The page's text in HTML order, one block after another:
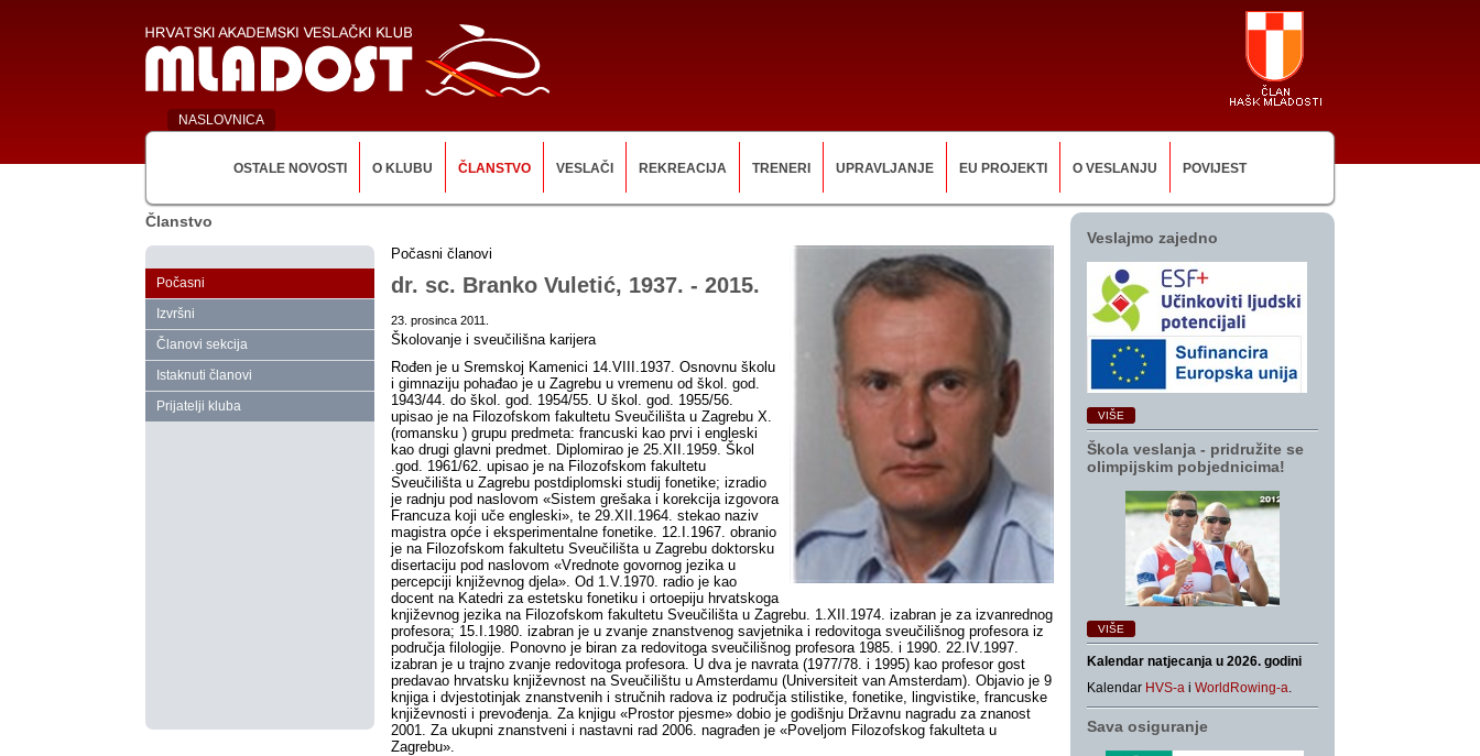
NASLOVNICA
OSTALE NOVOSTI O KLUBU ČLANSTVO VESLAČI REKREACIJA TRENERI UPRAVLJANJE EU PROJEKTI O VESLANJU POVIJEST
Članstvo
Počasni
Izvršni
Članovi sekcija
Istaknuti članovi
Prijatelji kluba
Počasni članovi
dr. sc. Branko Vuletić, 1937. - 2015.
23. prosinca 2011.
Školovanje i sveučilišna karijera
Rođen je u Sremskoj Kamenici 14.VIII.1937. Osnovnu školu
i gimnaziju pohađao je u Zagrebu u vremenu od škol. god.
1943/44. do škol. god. 1954/55. U škol. god. 1955/56.
upisao je na Filozofskom fakultetu Sveučilišta u Zagrebu X.
(romansku ) grupu predmeta: francuski kao prvi i engleski
kao drugi glavni predmet. Diplomirao je 25.XII.1959. Škol
.god. 1961/62. upisao je na Filozofskom fakultetu
Sveučilišta u Zagrebu postdiplomski studij fonetike; izradio
je radnju pod naslovom «Sistem grešaka i korekcija izgovora
Francuza koji uče engleski», te 29.XII.1964. stekao naziv
magistra opće i eksperimentalne fonetike. 12.I.1967. obranio
je na Filozofskom fakultetu Sveučilišta u Zagrebu doktorsku
disertaciju pod naslovom «Vrednote govornog jezika u
percepciji književnog djela». Od 1.V.1970. radio je kao
docent na Katedri za estetsku fonetiku i ortoepiju hrvatskoga
književnog jezika na Filozofskom fakultetu Sveučilišta u Zagrebu. 1.XII.1974. izabran je za izvanrednog
profesora; 15.I.1980. izabran je u zvanje znanstvenog savjetnika i redovitoga sveučilišnog profesora iz
područja filologije. Ponovno je biran za redovitoga sveučilišnog profesora 1985. i 1990. 22.IV.1997.
izabran je u trajno zvanje redovitoga profesora. U dva je navrata (1977/78. i 1995) kao profesor gost
predavao hrvatsku književnost na Sveučilištu u Amsterdamu (Universiteit van Amsterdam). Objavio je 9
knjiga i dvjestotinjak znanstvenih i stručnih radova iz područja stilistike, fonetike, lingvistike, francuske
književnosti i prevođenja. Za knjigu «Prostor pjesme» dobio je godišnju Državnu nagradu za znanost
2001. Za ukupni znanstveni i nastavni rad 2006. nagrađen je «Poveljom Filozofskog fakulteta u
Zagrebu».
Veslajmo zajedno
VIŠE
Škola veslanja ‑ pridružite se
olimpijskim pobjednicima!
VIŠE
Kalendar natjecanja u 2026. godini
Kalendar HVS-a i WorldRowing-a.
Sava osiguranje